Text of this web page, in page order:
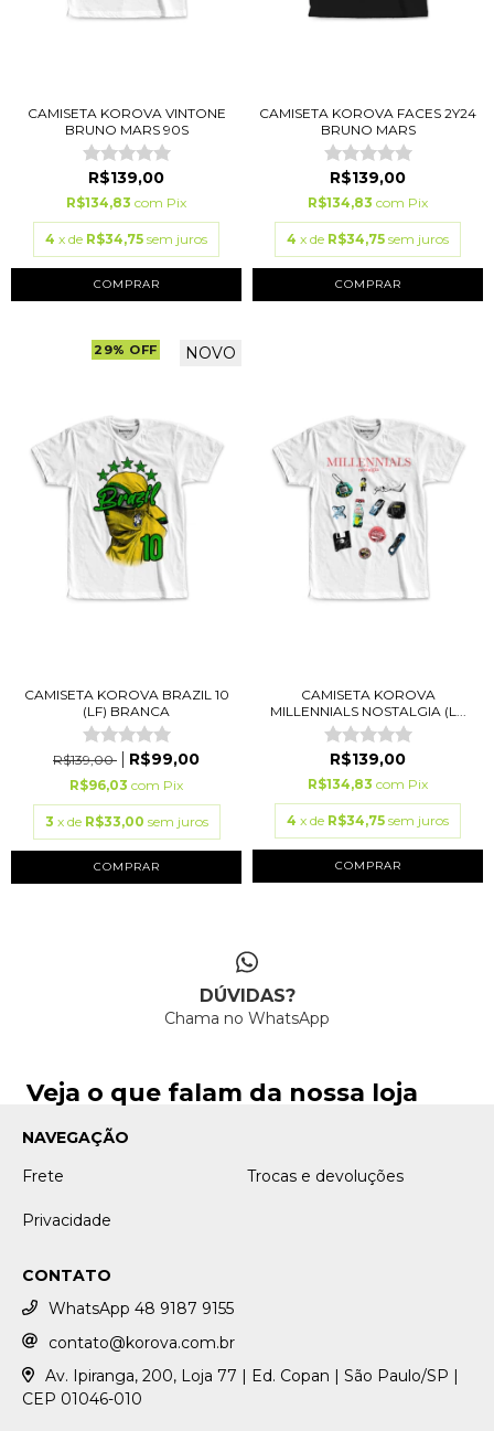
CAMISETA KOROVA VINTONE
BRUNO MARS 90S
R$139,00
R$134,83 com Pix
4 x de R$34,75 sem juros
COMPRAR
CAMISETA KOROVA FACES 2Y24
BRUNO MARS
R$139,00
R$134,83 com Pix
4 x de R$34,75 sem juros
COMPRAR
29% OFF NOVO
CAMISETA KOROVA BRAZIL 10
(LF) BRANCA
R$139,00 R$99,00
R$96,03 com Pix
3 x de R$33,00 sem juros
COMPRAR
CAMISETA KOROVA
MILLENNIALS NOSTALGIA (L...
R$139,00
R$134,83 com Pix
4 x de R$34,75 sem juros
COMPRAR
DÚVIDAS?
Chama no WhatsApp
Veja o que falam da nossa loja
NAVEGAÇÃO
Frete
Trocas e devoluções
Privacidade
CONTATO
WhatsApp 48 9187 9155
contato@korova.com.br
Av. Ipiranga, 200, Loja 77 | Ed. Copan | São Paulo/SP |
CEP 01046-010